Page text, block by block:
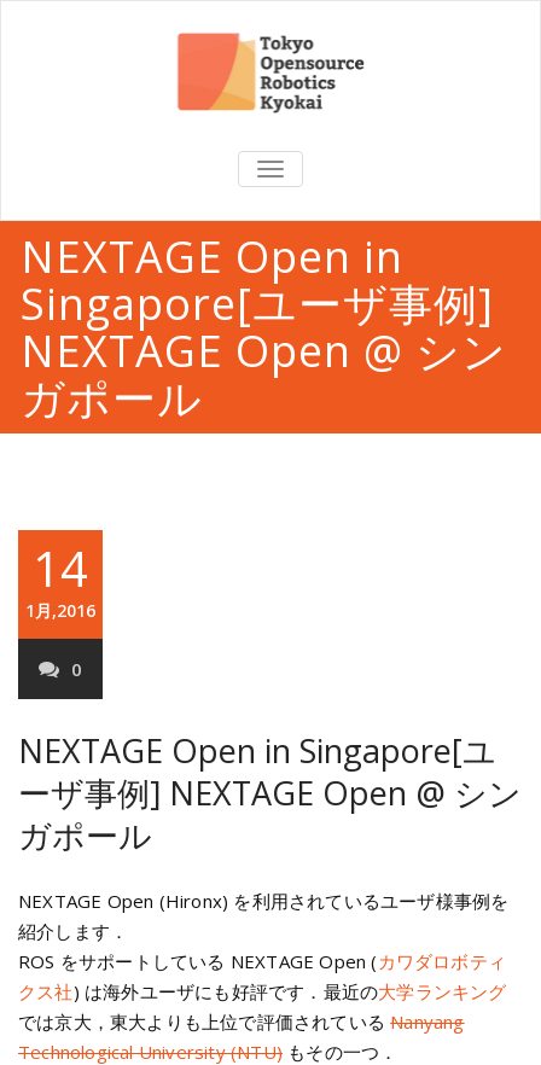
TOGGLE
NAVIGATION
NEXTAGE Open in
Singapore[ユーザ事例]
NEXTAGE Open @ シン
ガポール
14
1月,2016
0
NEXTAGE Open in Singapore[ユ
ーザ事例] NEXTAGE Open @ シン
ガポール
NEXTAGE Open (Hironx) を利用されているユーザ様事例を
紹介します．
ROS をサポートしている NEXTAGE Open ( カワダロボティ
クス社) は海外ユーザにも好評です．最近の大学ランキング
では京大，東大よりも上位で評価されているNanyang
Technological University (NTU) もその一つ．